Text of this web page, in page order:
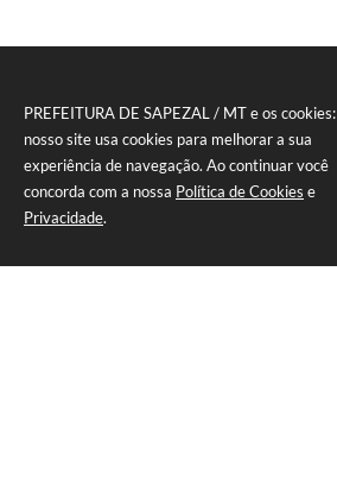
PREFEITURA DE SAPEZAL / MT e os cookies:
nosso site usa cookies para melhorar a sua
experiência de navegação. Ao continuar você
concorda com a nossa Política de Cookies e
Privacidade.